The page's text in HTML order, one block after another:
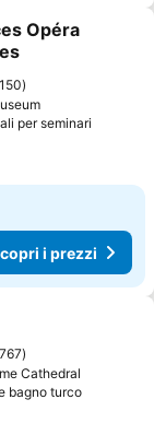
Opéra
per seminari
i prezzi
Cathedral
bagno turco